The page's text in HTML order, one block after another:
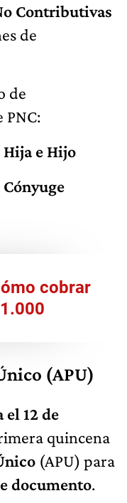
Contributivas
de
de
PNC:
e Hijo
cobrar
(APU)
el 12 de
quincena
(APU) para
documento.